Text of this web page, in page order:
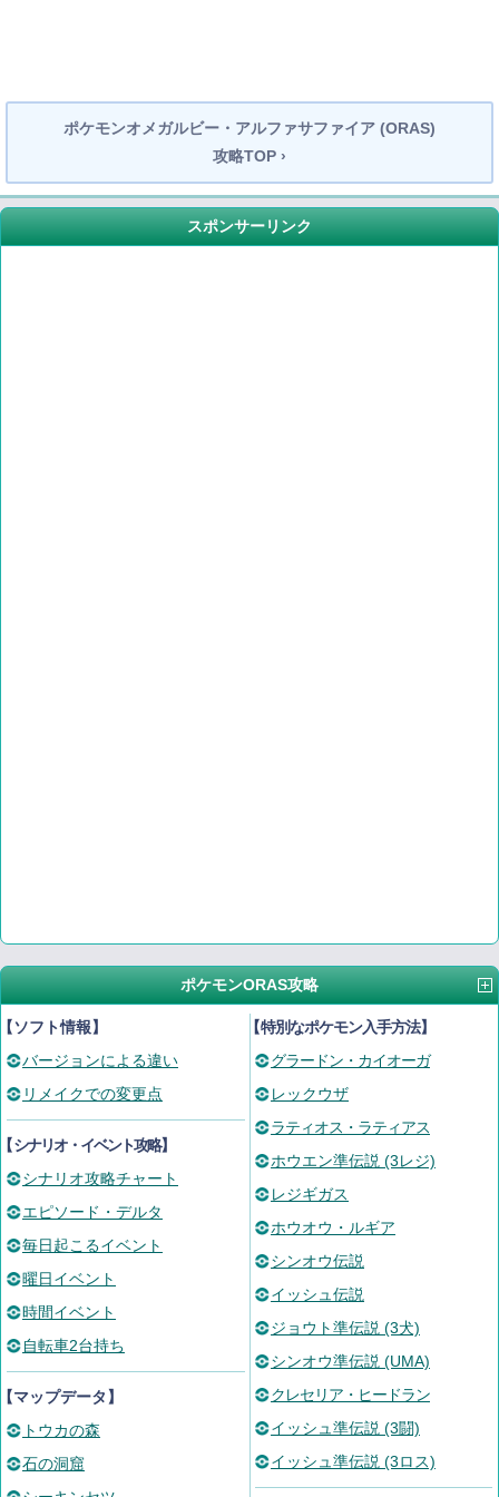
ポケモンオメガルビー・アルファサファイア (ORAS)
攻略TOP ›
スポンサーリンク
ポケモンORAS攻略
ソフト情報】
バージョンによる違い
リメイクでの変更点
シナリオ・イベント攻略】
シナリオ攻略チャート
エピソード・デルタ
毎日起こるイベント
曜日イベント
時間イベント
自転車2台持ち
マップデータ】
トウカの森
石の洞窟
【特別なポケモン入手方法】
グラードン・カイオーガ
レックウザ
ラティオス・ラティアス
ホウエン準伝説 (3レジ)
レジギガス
ホウオウ・ルギア
シンオウ伝説
イッシュ伝説
ジョウト準伝説 (3犬)
シンオウ準伝説 (UMA)
クレセリア・ヒードラン
イッシュ準伝説 (3闘)
イッシュ準伝説 (3ロス)